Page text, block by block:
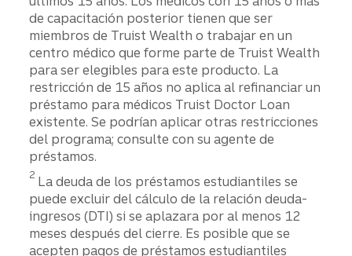
de capacitación posterior tienen que ser
miembros de Truist Wealth o trabajar en un
centro médico que forme parte de Truist Wealth
para ser elegibles para este producto. La
restricción de 15 años no aplica al refinanciar un
préstamo para médicos Truist Doctor Loan
existente. Se podrían aplicar otras restricciones
del programa; consulte con su agente de
préstamos.
Divulgación
2 La deuda de los préstamos estudiantiles se
puede excluir del cálculo de la relación deuda-
ingresos (DTI) si se aplazara por al menos 12
meses después del cierre. Es posible que se
acepten pagos de préstamos estudiantiles